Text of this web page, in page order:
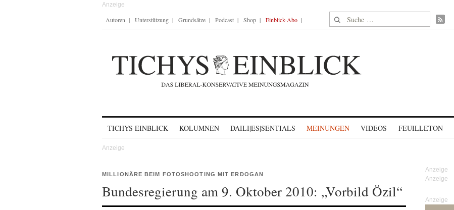
Autoren Unterstützung Grundsätze Podcast Shop Einblick-Abo Suche nach:
TICHYS EINBLICK KOLUMNEN DAILI|ES|SENTIALS MEINUNGEN VIDEOS FEUILLETON
MILLIONÄRE BEIM FOTOSHOOTING MIT ERDOGAN
Bundesregierung am 9. Oktober 2010: „Vorbild Özil“ Anzeige